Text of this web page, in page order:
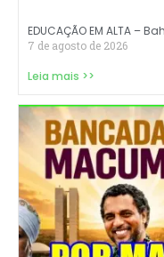
EDUCAÇÃO EM ALTA –
7 de agosto de 2026
Leia mais >>